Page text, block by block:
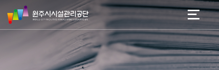
네
본문 바로가기
메뉴 바로가기
원
주
시